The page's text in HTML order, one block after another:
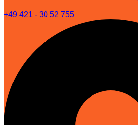
+49 421 - 30 52 755